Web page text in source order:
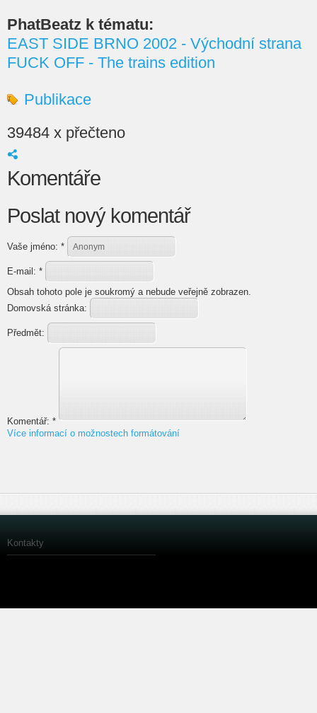
PhatBeatz k tématu:
EAST SIDE BRNO 2002 - Východní strana
FUCK OFF - The trains edition
Publikace
39484 x přečteno
Komentáře
Poslat nový komentář
Vaše jméno: *
E-mail: *
Obsah tohoto pole je soukromý a nebude veřejně zobrazen.
Domovská stránka:
Předmět:
Komentář: *
Více informací o možnostech formátování
Kontakty